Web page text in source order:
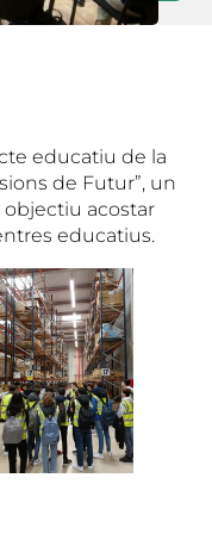
educatiu de la
de Futur”, un
acostar
educatius.